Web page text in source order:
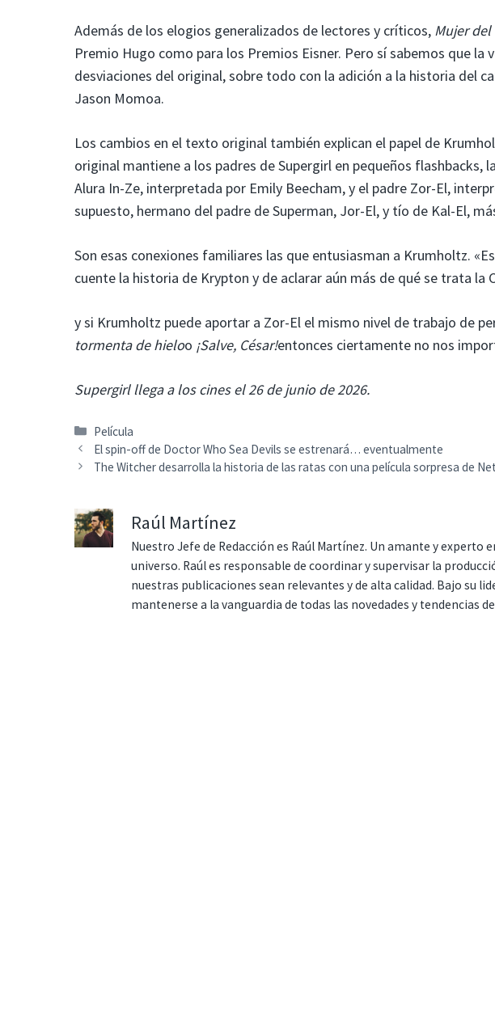
Además de los elogios generalizados de lectores y críticos, Mujer
Premio Hugo como para los Premios Eisner. Pero sí sabemos que
desviaciones del original, sobre todo con la adición a la historia del
Jason Momoa.
Los cambios en el texto original también explican el papel de
original mantiene a los padres de Supergirl en pequeños flashbacks,
Alura In-Ze, interpretada por Emily Beecham, y el padre Zor-El,
supuesto, hermano del padre de Superman, Jor-El, y tío de Kal-El,
Son esas conexiones familiares las que entusiasman a Krumholtz.
cuente la historia de Krypton y de aclarar aún más de qué se trata la
y si Krumholtz puede aportar a Zor-El el mismo nivel de trabajo de
tormenta de hieloo ¡Salve, César!entonces ciertamente no nos
Supergirl llega a los cines el 26 de junio de 2026.
Categorías
Película
El spin-off de Doctor Who Sea Devils se estrenará… eventualmente
The Witcher desarrolla la historia de las ratas con una película sorpresa de
Raúl Martínez
Nuestro Jefe de Redacción es Raúl Martínez. Un amante y experto
universo. Raúl es responsable de coordinar y supervisar la
nuestras publicaciones sean relevantes y de alta calidad. Bajo su
mantenerse a la vanguardia de todas las novedades y tendencias